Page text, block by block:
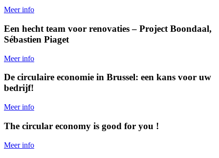
Meer info
Een hecht team voor renovaties – Project Boondaal,
Sébastien Piaget
Meer info
De circulaire economie in Brussel: een kans voor uw
bedrijf!
Meer info
The circular economy is good for you !
Meer info